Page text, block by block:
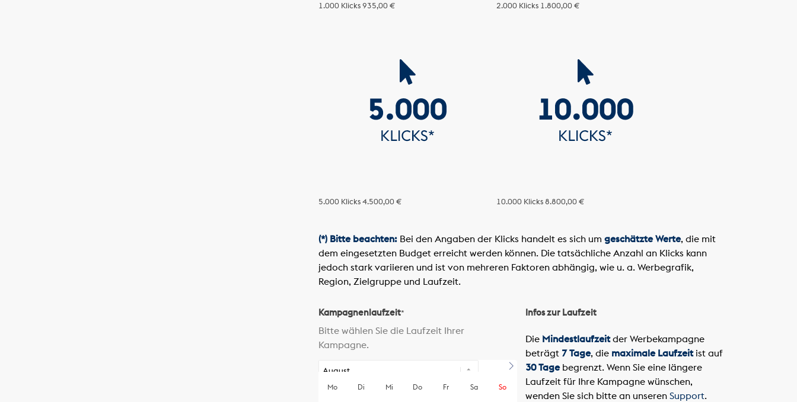
1.000 Klicks935,00 € 2.000 Klicks 1.800,00 €
5.000 Klicks4.500,00 € 10.000 Klicks 8.800,00 €
(*) Bitte beachten: Bei den Angaben der Klicks handelt es sich um geschätzte Werte, die mit
dem eingesetzten Budget erreicht werden können. Die tatsächliche Anzahl an Klicks kann
jedoch stark variieren und ist von mehreren Faktoren abhängig, wie u. a. Werbegrafik,
Region, Zielgruppe und Laufzeit.
Kampagnenlaufzeit*
Bitte wählen Sie die Laufzeit Ihrer
Kampagne.
Mo Di Mi Do Fr Sa So
Infos zur Laufzeit
Die Mindestlaufzeitder Werbekampagne
beträgt 7 Tage, die maximale Laufzeitist auf
30 Tagebegrenzt. Wenn Sie eine längere
Laufzeit für Ihre Kampagne wünschen,
wenden Sie sich bitte an unseren Support.